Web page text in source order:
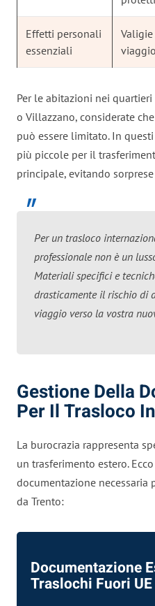
Effetti personali
essenziali
Per le abitazioni nei
o Villazzano, considerate
può essere limitato. In
più piccole per il
principale, evitando
Per un trasloco
professionale non è un
Materiali specifici e
drasticamente il rischio di
viaggio verso la vostra
Gestione Della
Per Il Trasloco
La burocrazia rappresenta
un trasferimento estero.
documentazione
da Trento:
Documentazione
Traslochi Fuori UE